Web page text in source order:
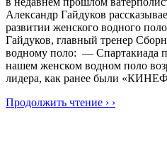
Александр Гайдуков
развитии женского водного
Гайдуков, главный тренер
водному поло: — Спартакиада
нашем женском водном поло
лидера, как ранее были
Продолжить чтение › ›